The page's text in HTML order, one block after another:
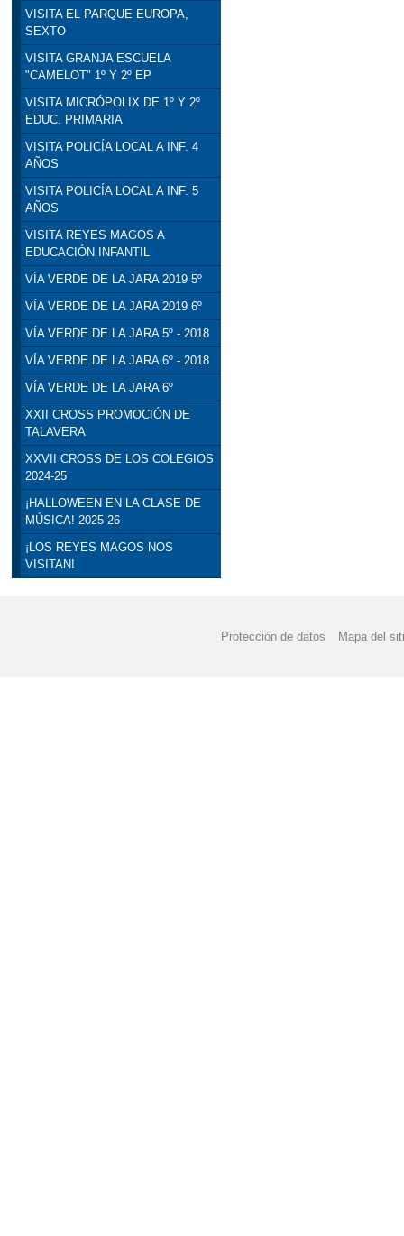
VISITA EL PARQUE EUROPA,
SEXTO
VISITA GRANJA ESCUELA
"CAMELOT" 1º Y 2º EP
VISITA MICRÓPOLIX DE 1º Y 2º
EDUC. PRIMARIA
VISITA POLICÍA LOCAL A INF. 4
AÑOS
VISITA POLICÍA LOCAL A INF. 5
AÑOS
VISITA REYES MAGOS A
EDUCACIÓN INFANTIL
VÍA VERDE DE LA JARA 2019 5º
VÍA VERDE DE LA JARA 2019 6º
VÍA VERDE DE LA JARA 5º - 2018
VÍA VERDE DE LA JARA 6º - 2018
VÍA VERDE DE LA JARA 6º
XXII CROSS PROMOCIÓN DE
TALAVERA
XXVII CROSS DE LOS COLEGIOS
2024-25
¡HALLOWEEN EN LA CLASE DE
MÚSICA! 2025-26
¡LOS REYES MAGOS NOS
VISITAN!
Protección de datos Mapa del